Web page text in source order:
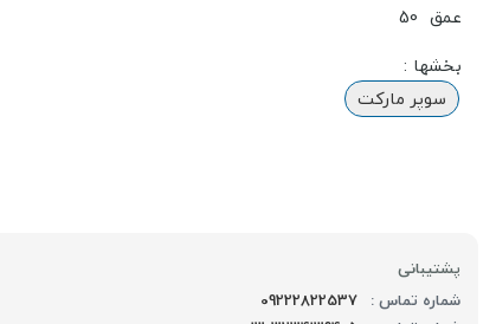
عمق 50
بخشها :
سوپر مارکت
پشتیبانی
شماره تماس : 09222822537